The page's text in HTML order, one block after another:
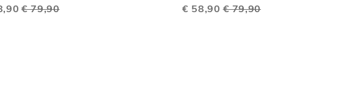
€ 79,90
DESIDERI
Special
€ 58,90 € 79,90
DESIDERI
stai leggendo la pagina